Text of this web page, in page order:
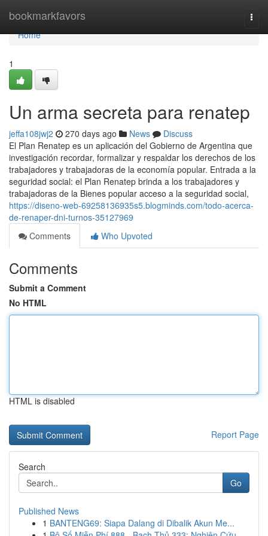
bookmarkfavors
Home
Home
1
Un arma secreta para renatep
jeffa108jwj2 270 days ago News
Discuss
El Plan Renatep es un aplicación del Gobierno de Argentina que
investigación recordar, formalizar y respaldar los derechos de los
trabajadores y trabajadoras de la economía popular. Entrada a la
seguridad social: el Plan Renatep brinda a los trabajadores y
trabajadoras de la Bienes popular acceso a la seguridad social,
https://diseno-web-69258136935s5.blogminds.com/todo-acerca-
de-renaper-dni-turnos-35127969
Comments
Who Upvoted
Comments
Submit a Comment
No HTML
HTML is disabled
Report Page
Search
Go
Published News
1 BANTENG69: Siapa Dalang di Dibalik Akun Me...